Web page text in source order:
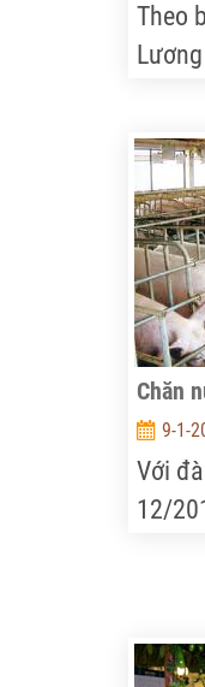
Theo
đạt
USD.
Chăn
9-1-
Với
12/
có